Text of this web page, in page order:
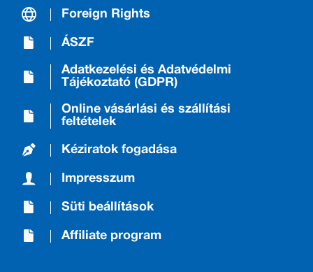
Foreign Rights
ÁSZF
Adatkezelési és Adatvédelmi
Tájékoztató (GDPR)
Online vásárlási és szállítási
feltételek
Kéziratok fogadása
Impresszum
Süti beállítások
Affiliate program